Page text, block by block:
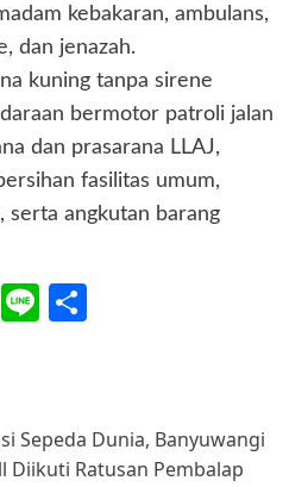
kebakaran, ambulans,
dan jenazah.
kuning tanpa sirene
bermotor patroli jalan
dan prasarana LLAJ,
fasilitas umum,
serta angkutan barang
X Line
Sepeda Dunia, Banyuwangi
Diikuti Ratusan Pembalap